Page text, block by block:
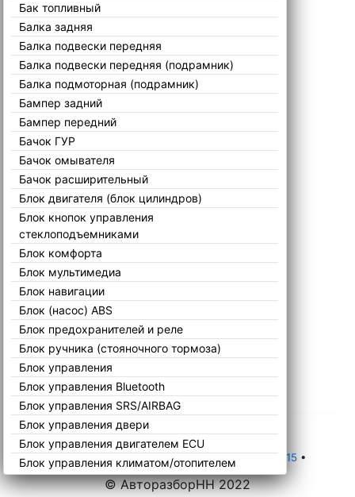
Бак топливный
Балка задняя
Балка подвески передняя
Балка подвески передняя (подрамник)
Балка подмоторная (подрамник)
Бампер задний
Бампер передний
Бачок ГУР
Бачок омывателя
Бачок расширительный
Блок двигателя (блок цилиндров)
Блок кнопок управления
стеклоподъемниками
Блок комфорта
Блок мультимедиа
Блок навигации
Блок (насос) ABS
Блок предохранителей и реле
Блок ручника (стояночного тормоза)
Блок управления
Блок управления Bluetooth
Блок управления SRS/AIRBAG
Блок управления двери
Блок управления двигателем ECU
Блок управления климатом/отопителем
Блок управления парктрониками
Главная•Каталог•Opel•Astra•J 2009-2015•
© АвторазборНН 2022